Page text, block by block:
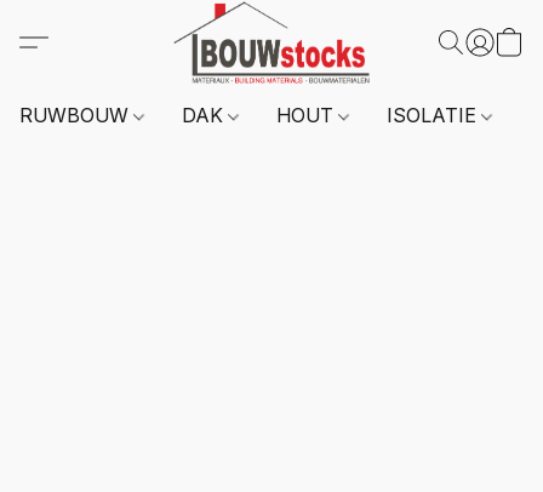
RUWBOUW DAK HOUT ISOLATIE